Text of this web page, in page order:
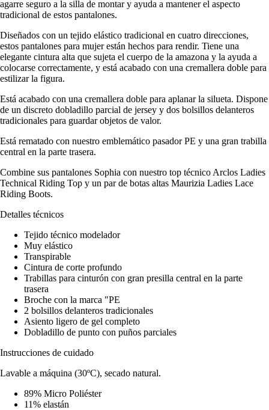
agarre seguro a la silla de montar y ayuda a mantener el aspecto
tradicional de estos pantalones.
Diseñados con un tejido elástico tradicional en cuatro direcciones,
estos pantalones para mujer están hechos para rendir. Tiene una
elegante cintura alta que sujeta el cuerpo de la amazona y la ayuda a
colocarse correctamente, y está acabado con una cremallera doble para
estilizar la figura.
Está acabado con una cremallera doble para aplanar la silueta. Dispone
de un discreto dobladillo parcial de jersey y dos bolsillos delanteros
tradicionales para guardar objetos de valor.
Está rematado con nuestro emblemático pasador PE y una gran trabilla
central en la parte trasera.
Combine sus pantalones Sophia con nuestro top técnico Arclos Ladies
Technical Riding Top y un par de botas altas Maurizia Ladies Lace
Riding Boots.
Detalles técnicos
Tejido técnico modelador
Muy elástico
Transpirable
Cintura de corte profundo
Trabillas para cinturón con gran presilla central en la parte
trasera
Broche con la marca "PE
2 bolsillos delanteros tradicionales
Asiento ligero de gel completo
Dobladillo de punto con puños parciales
Instrucciones de cuidado
Lavable a máquina (30ºC), secado natural.
89% Micro Poliéster
11% elastán